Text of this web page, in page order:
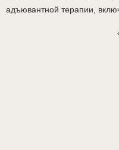
адъювантной терапии,